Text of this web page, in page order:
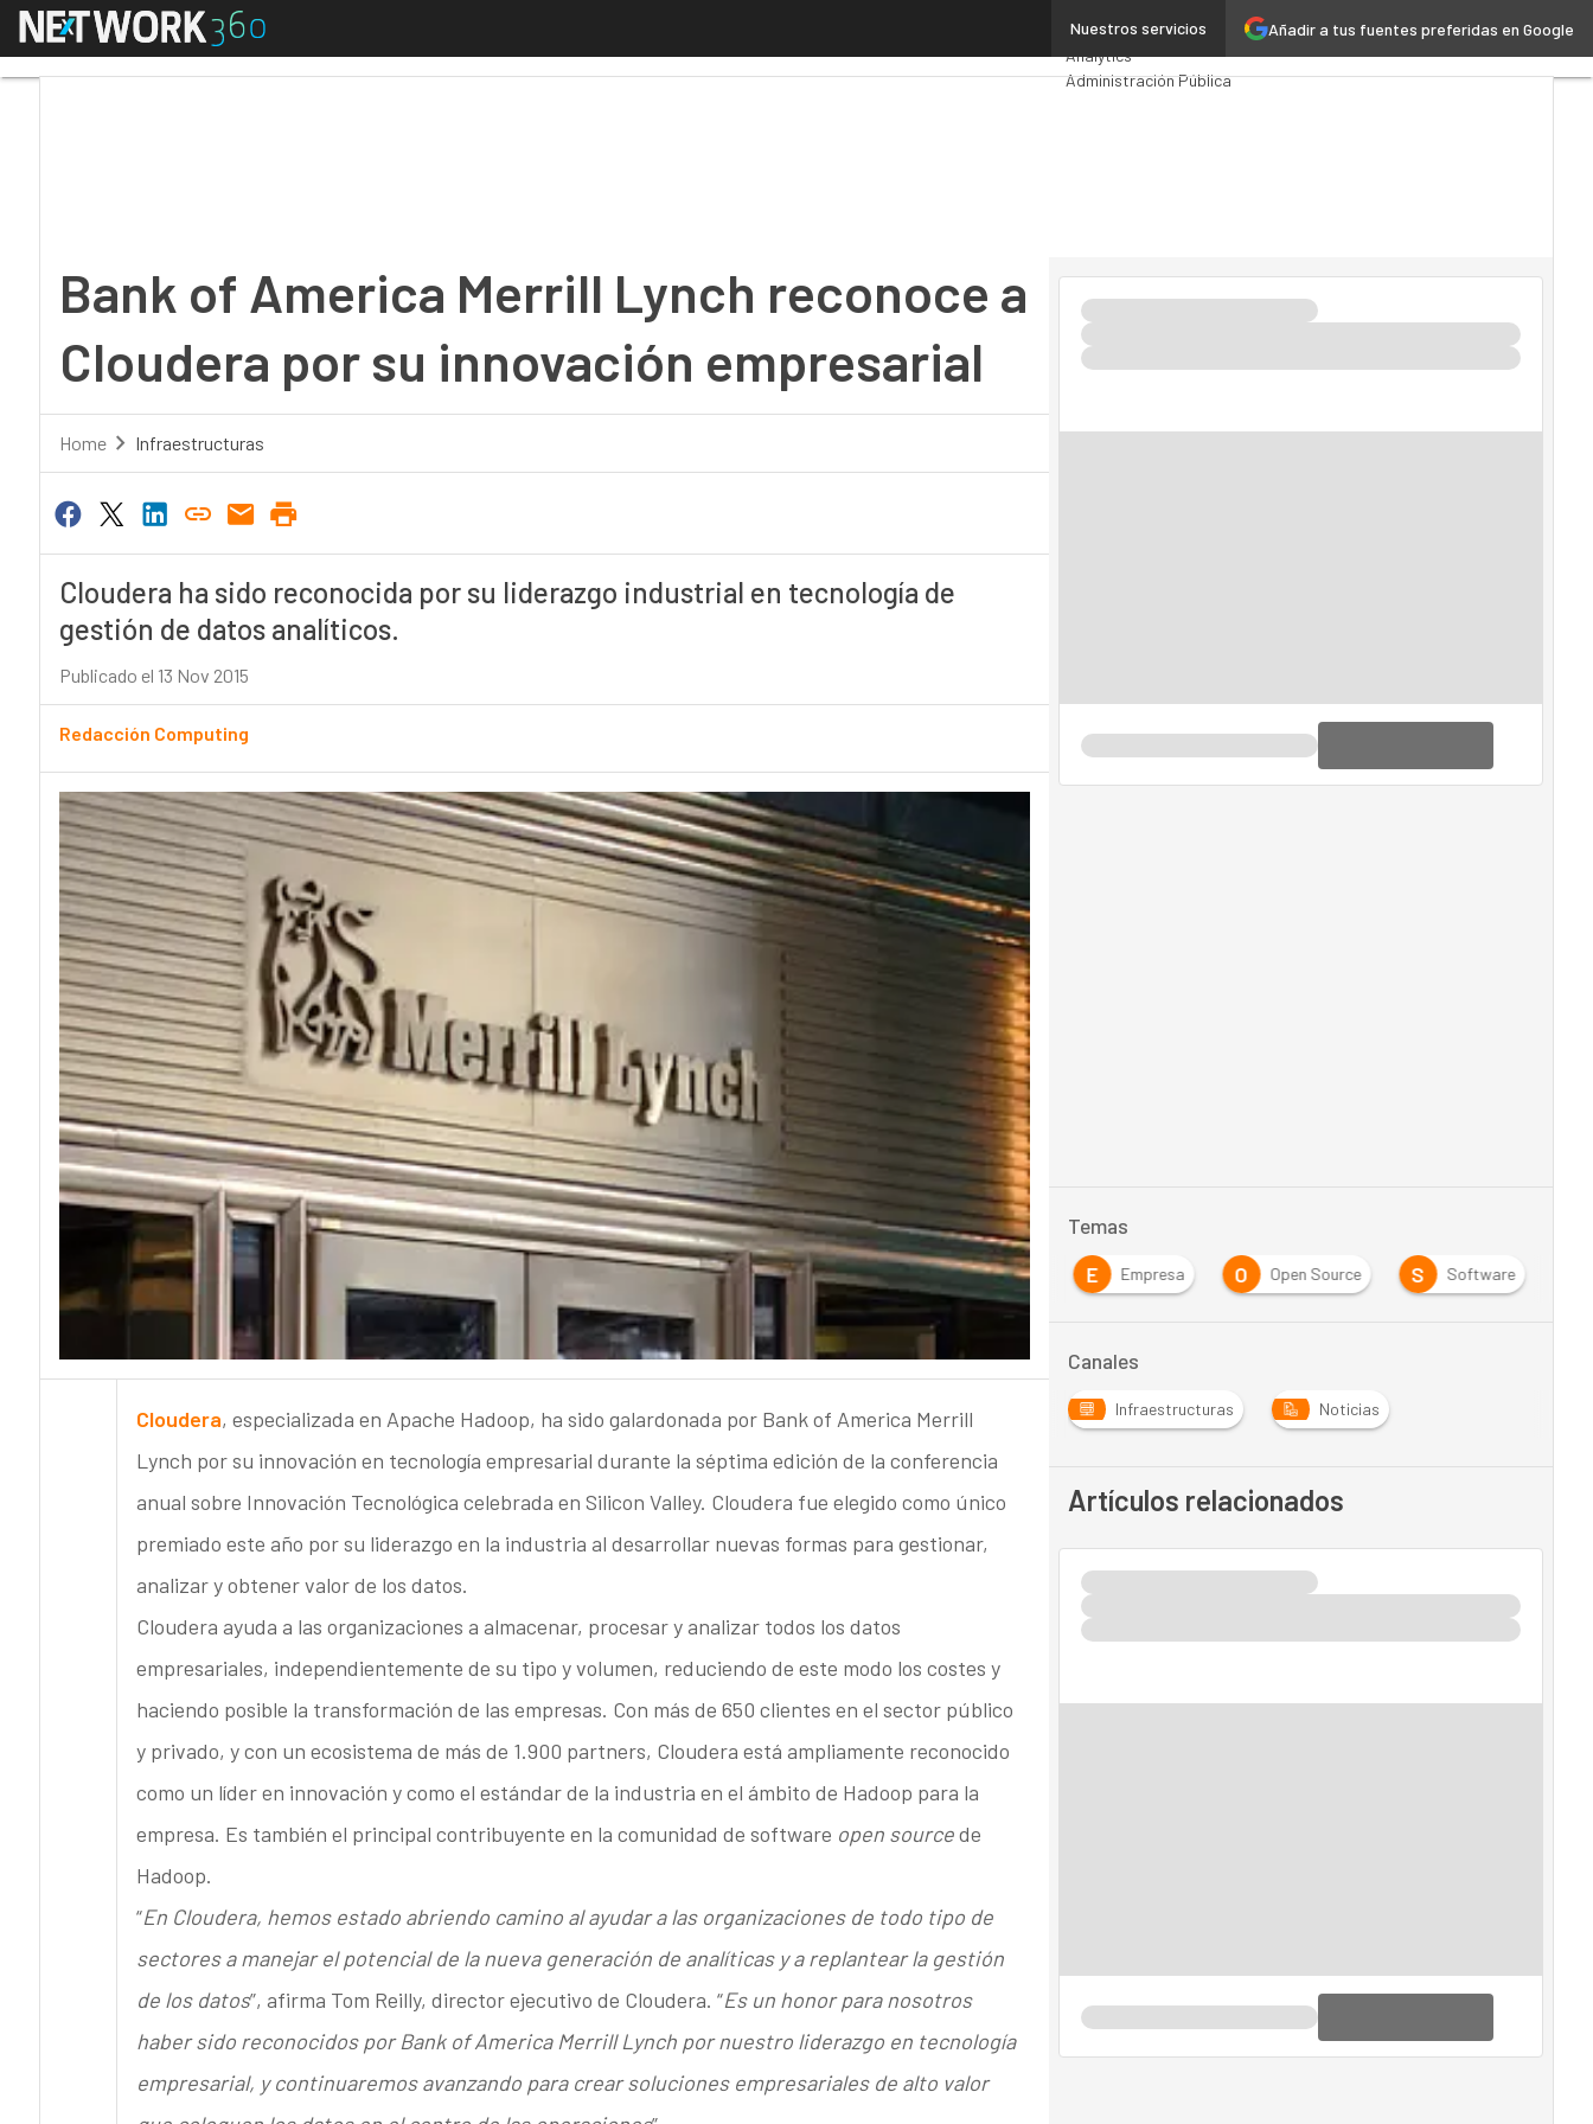
Añadir a tus fuentes preferidas en Google
Nuestros servicios
Menú
Premios Computing
Analytics
Administración Pública
Bank of America Merrill Lynch reconoce a
Cloudera por su innovación empresarial
Home Infraestructuras
Cloudera ha sido reconocida por su liderazgo industrial en tecnología de
gestión de datos analíticos.
Publicado el 13 Nov 2015
Redacción Computing
Cloudera, especializada en Apache Hadoop, ha sido galardonada por Bank of America Merrill
Lynch por su innovación en tecnología empresarial durante la séptima edición de la conferencia
anual sobre Innovación Tecnológica celebrada en Silicon Valley. Cloudera fue elegido como único
premiado este año por su liderazgo en la industria al desarrollar nuevas formas para gestionar,
analizar y obtener valor de los datos.
Cloudera ayuda a las organizaciones a almacenar, procesar y analizar todos los datos
empresariales, independientemente de su tipo y volumen, reduciendo de este modo los costes y
haciendo posible la transformación de las empresas. Con más de 650 clientes en el sector público
y privado, y con un ecosistema de más de 1.900 partners, Cloudera está ampliamente reconocido
como un líder en innovación y como el estándar de la industria en el ámbito de Hadoop para la
empresa. Es también el principal contribuyente en la comunidad de software open sourcede
Hadoop.
“En Cloudera, hemos estado abriendo camino al ayudar a las organizaciones de todo tipo de
sectores a manejar el potencial de la nueva generación de analíticas y a replantear la gestión
de los datos”, afirma Tom Reilly, director ejecutivo de Cloudera. “Es un honor para nosotros
haber sido reconocidos por Bank of America Merrill Lynch por nuestro liderazgo en tecnología
empresarial, y continuaremos avanzando para crear soluciones empresariales de alto valor
Temas
C
Costes E Empresa O Open Source S Software
Canales
Infraestructuras Noticias
Artículos relacionados